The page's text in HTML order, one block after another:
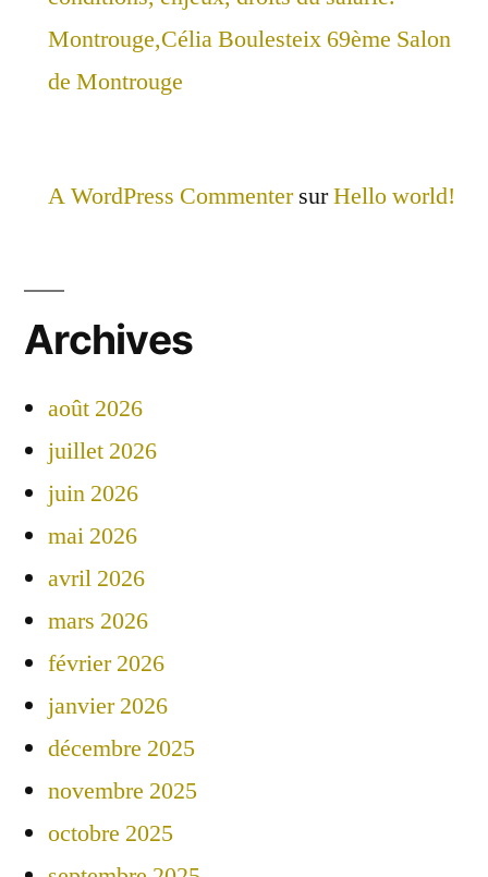
Montrouge,Célia Boulesteix 69ème Salon
de Montrouge
A WordPress CommentersurHello world!
Archives
août 2026
juillet 2026
juin 2026
mai 2026
avril 2026
mars 2026
février 2026
janvier 2026
décembre 2025
novembre 2025
octobre 2025